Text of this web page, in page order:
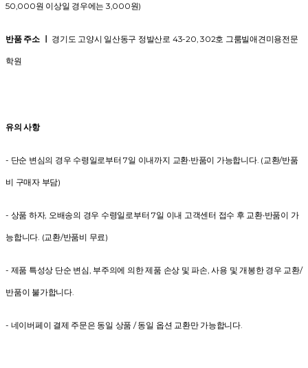
50,000원 이상일 경우에는 3,000원)
반품 주소 ㅣ 경기도 고양시 일산동구 정발산로 43-20, 302호 그룸빌애견미용전문
학원
유의 사항
- 단순 변심의 경우 수령일로부터 7일 이내까지 교환∙반품이 가능합니다. (교환/반품
비 구매자 부담)
- 상품 하자, 오배송의 경우 수령일로부터 7일 이내 고객센터 접수 후 교환∙반품이 가
능합니다. (교환/반품비 무료)
- 제품 특성상 단순 변심, 부주의에 의한 제품 손상 및 파손, 사용 및 개봉한 경우 교환/
반품이 불가합니다.
- 네이버페이 결제 주문은 동일 상품 / 동일 옵션 교환만 가능합니다.